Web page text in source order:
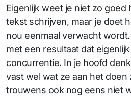
Eigenlijk weet je niet zo goed
tekst schrijven, maar je doet
nou eenmaal verwacht
met een resultaat dat
concurrentie. In je hoofd
vast wel wat ze aan het doen
trouwens ook nog eens niet